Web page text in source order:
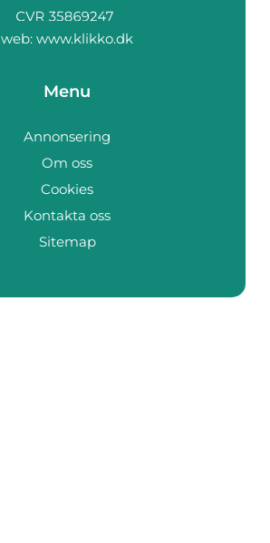
web: www.klikko.dk
Menu
Annonsering
Om oss
Cookies
Kontakta oss
Sitemap